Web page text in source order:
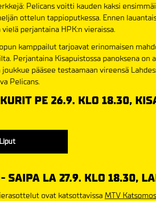
Pelicans voitti kauden kaksi
ottelun tappioputkessa. Ennen
perjantaina HPK:n vieraissa.
kamppailut tarjoavat erinomaisen
Perjantaina Kisapuistossa panoksena
pääsee testaamaan vireensä
Pelicans.
PE 26.9. KLO 18.30,
Liput
SAIPA LA 27.9. KLO 18.30,
ovat katsottavissa MTV